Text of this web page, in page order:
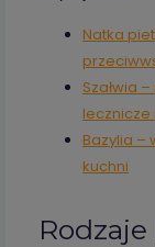
Natka
Szałwia
lecznicze
Bazylia –
kuchni